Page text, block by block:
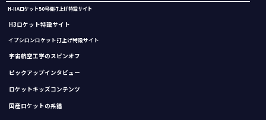
H-IIAロケット50号機打上げ特設サイト
H3ロケット特設サイト
イプシロンロケット打上げ特設サイト
宇宙航空工学のスピンオフ
ピックアップインタビュー
ロケットキッズコンテンツ
国産ロケットの系譜